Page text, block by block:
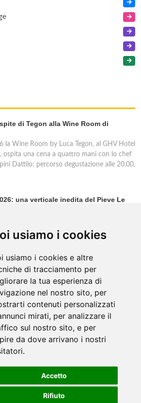
usiamo i cookies
usiamo i cookies e altre
di tracciamento per
la tua esperienza di
nel nostro sito, per
contenuti personalizzati
mirati, per analizzare il
sul nostro sito, e per
da dove arrivano i nostri
Accetto
Rifiuto
di Tegon alla Wine Room di
la Wine Room by Luca Tegon, al GHV Hotel
ospita una cena a quattro mani con lo chef
Dattilo: percorso degustazione alle 20.00,
una verticale inedita del Pieve Le
Talosa presenta la verticale inedita del
annate dal 2016 al 2020 del Nobile di
Vinous, per ripercorrere la genesi di una
di Montepulciano.
apre il soggiorno
vino di Bortolomiol
delle colline Patrimonio Unesco, la
al pubblico la Casa dell'Artista: un
arte, natura e vino all'interno del Parco
Wine Farm.
all rights reserved.